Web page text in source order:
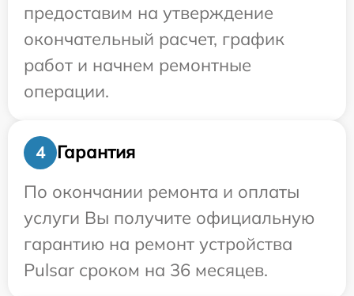
предоставим на утверждение
окончательный расчет, график
работ и начнем ремонтные
операции.
4
Гарантия
По окончании ремонта и оплаты
услуги Вы получите официальную
гарантию на ремонт устройства
Pulsar сроком на 36 месяцев.